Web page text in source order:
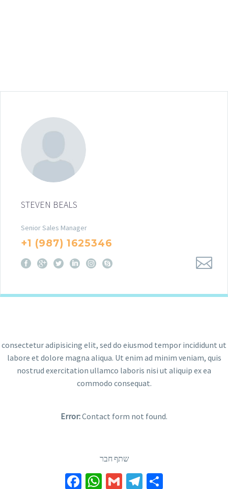
STEVEN BEALS
Senior Sales Manager
+1 (987) 1625346
consectetur adipisicing elit, sed do eiusmod tempor incididunt ut
labore et dolore magna aliqua. Ut enim ad minim veniam, quis
nostrud exercitation ullamco laboris nisi ut aliquip ex ea
commodo consequat.
Error:Contact form not found.
שתף חבר
Facebook
WhatsApp
GmailTelegram